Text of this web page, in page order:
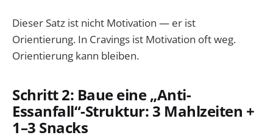
Dieser Satz ist nicht Motivation — er ist
Orientierung. In Cravings ist Motivation oft weg.
Orientierung kann bleiben.
Schritt 2: Baue eine „Anti-
Essanfall“-Struktur: 3 Mahlzeiten +
1–3 Snacks